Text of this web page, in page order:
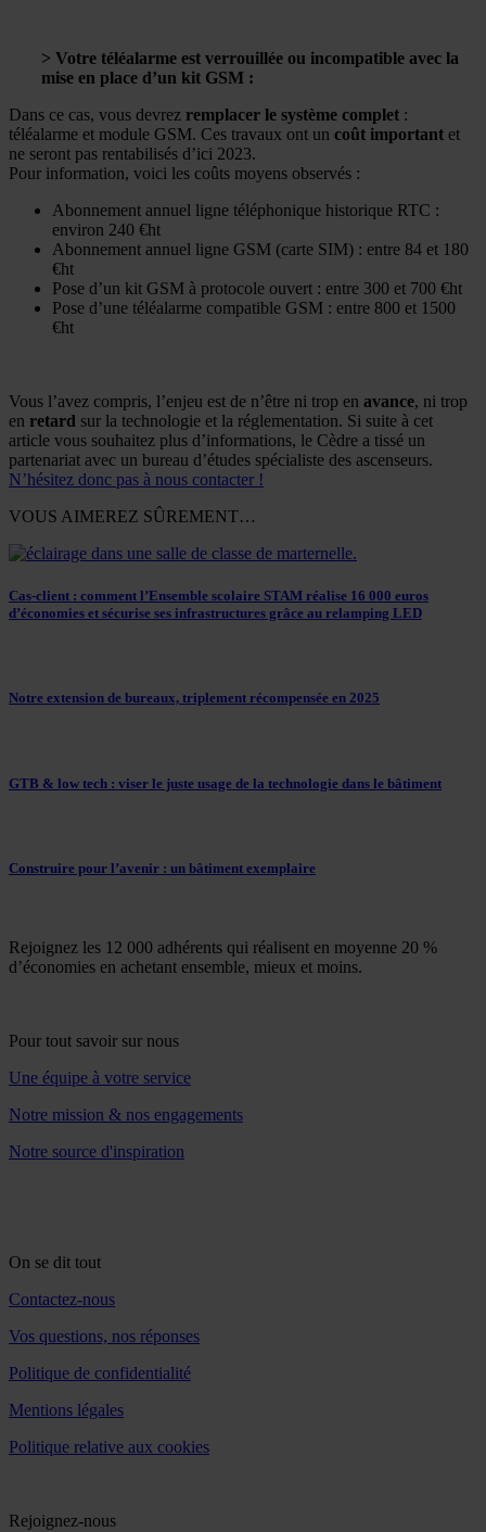
> Votre téléalarme est verrouillée ou incompatible avec la
mise en place d’un kit GSM :
Dans ce cas, vous devrez remplacer le système complet :
téléalarme et module GSM. Ces travaux ont un coût important et
ne seront pas rentabilisés d’ici 2023.
Pour information, voici les coûts moyens observés :
Abonnement annuel ligne téléphonique historique RTC :
environ 240 €ht
Abonnement annuel ligne GSM (carte SIM) : entre 84 et 180
€ht
Pose d’un kit GSM à protocole ouvert : entre 300 et 700 €ht
Pose d’une téléalarme compatible GSM : entre 800 et 1500
€ht
Vous l’avez compris, l’enjeu est de n’être ni trop en avance, ni trop
en retard sur la technologie et la réglementation. Si suite à cet
article vous souhaitez plus d’informations, le Cèdre a tissé un
partenariat avec un bureau d’études spécialiste des ascenseurs.
N’hésitez donc pas à nous contacter !
VOUS AIMEREZ SÛREMENT…
Cas-client : comment l’Ensemble scolaire STAM réalise 16 000 euros
d’économies et sécurise ses infrastructures grâce au relamping LED
Notre extension de bureaux, triplement récompensée en 2025
GTB & low tech : viser le juste usage de la technologie dans le bâtiment
Construire pour l’avenir : un bâtiment exemplaire
Rejoignez les 12 000 adhérents qui réalisent en moyenne 20 %
d’économies en achetant ensemble, mieux et moins.
Pour tout savoir sur nous
Une équipe à votre service
Notre mission & nos engagements
Notre source d'inspiration
On se dit tout
Contactez-nous
Vos questions, nos réponses
Politique de confidentialité
Mentions légales
Politique relative aux cookies
Rejoignez-nous